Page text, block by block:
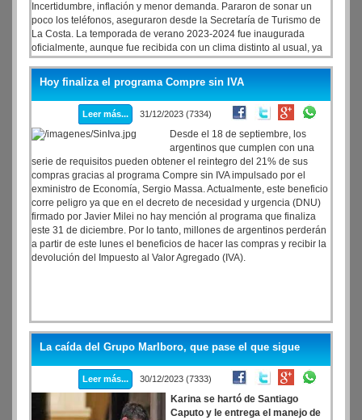
Incertidumbre, inflación y menor demanda. Pararon de sonar un
poco los teléfonos, aseguraron desde la Secretaría de Turismo de
La Costa. La temporada de verano 2023-2024 fue inaugurada
oficialmente, aunque fue recibida con un clima distinto al usual, ya
que -a nivel reservas- los valores registrados son menores al del
año pasado. La incertidumbre económica, el Decreto de Necesidad
y Urgencia (DNU) de Javier Milei y la inflación, entre las principales
causas de estos números. El año pasado, La Costa contaba con un
nivel de reservas de "casi el 100%", aseguró en exclusiva a Ámbito
Gustavo Sosa, Director de Turismo de la Secretaría de Turismo,
Marketing y Desarrollo Sostenible de La Costa.
Hoy finaliza el programa Compre sin IVA
Leer más... 31/12/2023 (7334)
Desde el 18 de septiembre, los
argentinos que cumplen con una
serie de requisitos pueden obtener el reintegro del 21% de sus
compras gracias al programa Compre sin IVA impulsado por el
exministro de Economía, Sergio Massa. Actualmente, este beneficio
corre peligro ya que en el decreto de necesidad y urgencia (DNU)
firmado por Javier Milei no hay mención al programa que finaliza
este 31 de diciembre. Por lo tanto, millones de argentinos perderán
a partir de este lunes el beneficios de hacer las compras y recibir la
devolución del Impuesto al Valor Agregado (IVA).
La caída del Grupo Marlboro, que pase el que sigue
Leer más... 30/12/2023 (7333)
Karina se hartó de Santiago
Caputo y le entrega el manejo de